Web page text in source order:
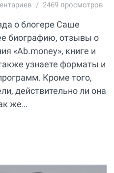
2469 просмотров
о блогере Саше
биографию, отзывы о
«Ab.money», книге и
узнаете форматы и
Кроме того,
действительно ли она
же…